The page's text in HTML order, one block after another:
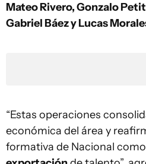
Mateo Rivero, Gonzalo
Gabriel Báez y Lucas
“Estas operaciones
económica del área y
formativa de Nacional como